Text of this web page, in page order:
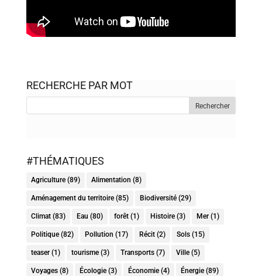
RECHERCHE PAR MOT
#THÉMATIQUES
Agriculture(89) Alimentation (8)
Aménagement du territoire(85) Biodiversité(29)
Climat(83) Eau (80) forêt(1) Histoire(3) Mer(1)
Politique(82) Pollution (17) Récit(2) Sols(15)
teaser(1) tourisme(3) Transports(7) Ville(5)
Voyages(8) Écologie(3) Économie(4) Énergie(89)